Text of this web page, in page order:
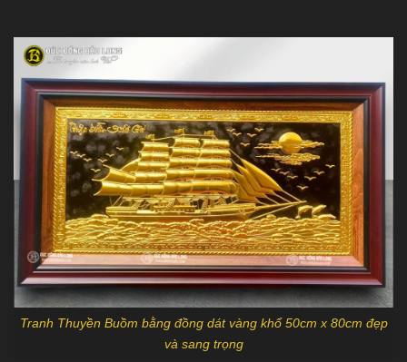
Tranh Thuyền Buồm bằng đồng dát vàng khổ 50cm x 80cm đẹp
và sang trọng